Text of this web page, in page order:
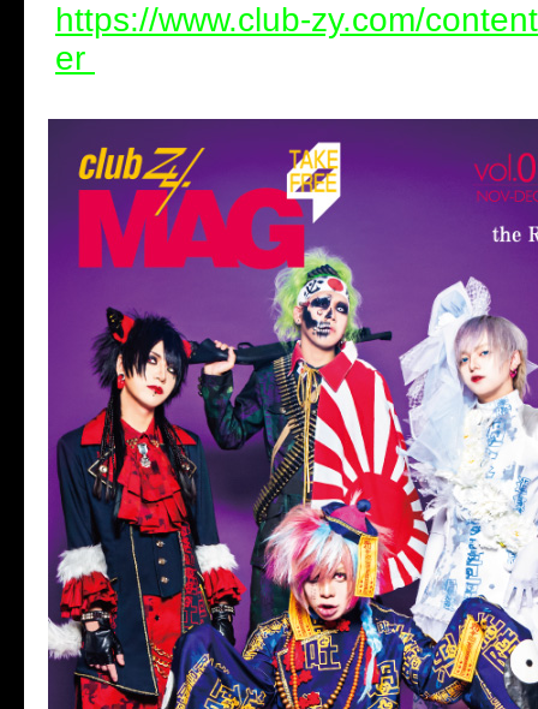
https://www.club-zy.com/
er